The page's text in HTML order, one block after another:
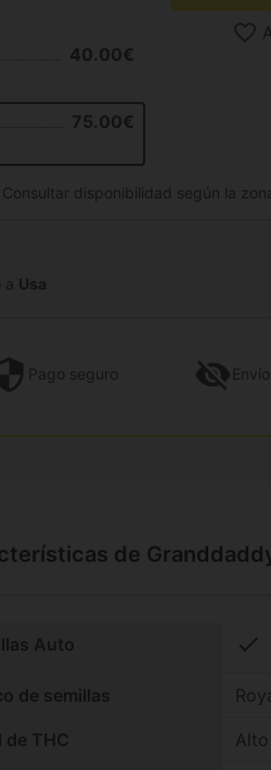
40.00€
75.00€
Consultar disponibilidad según la
Usa
Pago seguro Envío
de
Auto check
de semillas
de THC